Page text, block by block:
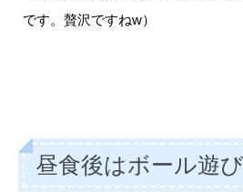
です。贅沢ですねw）
昼食後はボール遊